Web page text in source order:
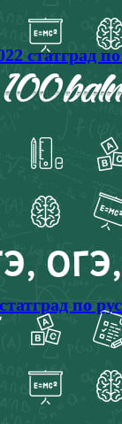
статград
по